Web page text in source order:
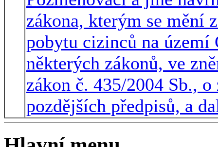
zákona, kterým se mění
pobytu cizinců na území
některých zákonů, ve
zákon č. 435/2004 Sb.,
pozdějších předpisů, a